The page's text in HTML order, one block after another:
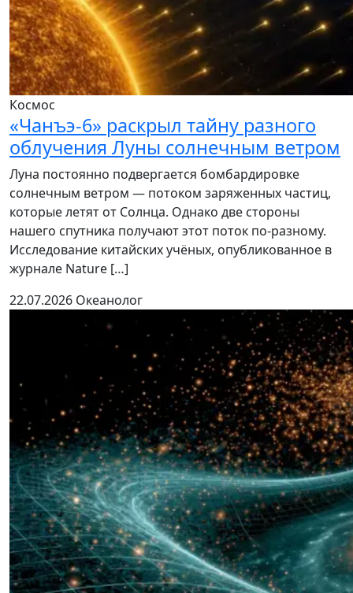
Космос
«Чанъэ-6» раскрыл тайну разного
облучения Луны солнечным ветром
Луна постоянно подвергается бомбардировке
солнечным ветром — потоком заряженных частиц,
которые летят от Солнца. Однако две стороны
нашего спутника получают этот поток по-разному.
Исследование китайских учёных, опубликованное в
журнале Nature […]
22.07.2026 Океанолог